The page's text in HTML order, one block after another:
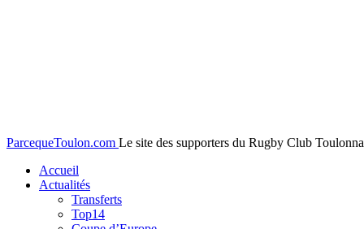
ParcequeToulon.com Le site des supporters du Rugby Club
Accueil
Actualités
Transferts
Top14